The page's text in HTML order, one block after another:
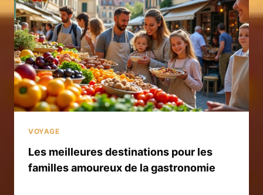
VOYAGE
Les meilleures destinations pour les
familles amoureux de la gastronomie